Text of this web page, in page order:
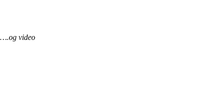
….og video